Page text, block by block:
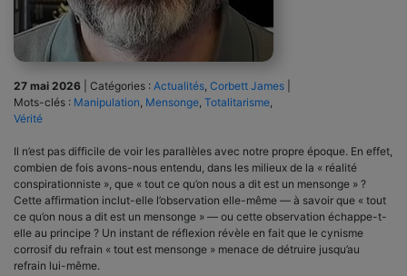
27 mai 2026 Catégories : Actualités Corbett James
Mots-clés : Manipulation Mensonge Totalitarisme
Vérité
Il n’est pas difficile de voir les parallèles avec notre propre époque. En effet,
combien de fois avons-nous entendu, dans les milieux de la « réalité
conspirationniste », que « tout ce qu’on nous a dit est un mensonge » ?
Cette affirmation inclut-elle l’observation elle-même — à savoir que « tout
ce qu’on nous a dit est un mensonge » — ou cette observation échappe-t-
elle au principe ? Un instant de réflexion révèle en fait que le cynisme
corrosif du refrain « tout est mensonge » menace de détruire jusqu’au
refrain lui-même.